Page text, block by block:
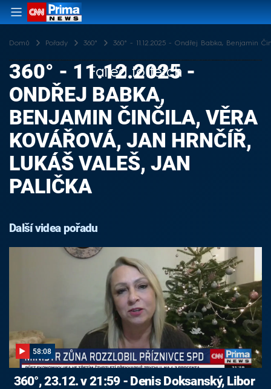
Domů Pořady 360° 360° - 11.12.2025 - Ondřej Babka, Benjamin
Failed to fetch
360° - 11.12.2025 -
ONDŘEJ BABKA,
BENJAMIN ČINČILA, VĚRA
KOVÁŘOVÁ, JAN HRNČÍŘ,
LUKÁŠ VALEŠ, JAN
PALIČKA
Další videa pořadu
58:08
360°, 23.12. v 21:59 - Denis Doksanský, Libor